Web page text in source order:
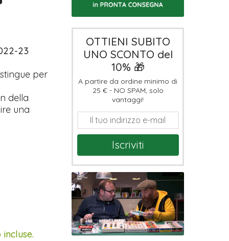
23
per
della
una
OTTIENI SUBITO
UNO SCONTO del
10% 🎁
A partire da ordine minimo di
25 € - NO SPAM, solo
vantaggi!
Iscriviti